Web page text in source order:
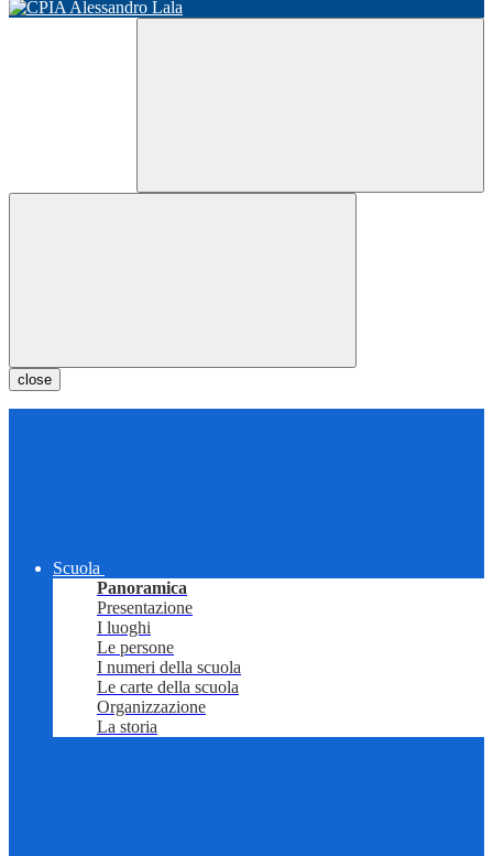
close
Scuola
Panoramica
Presentazione
I luoghi
Le persone
I numeri della scuola
Le carte della scuola
Organizzazione
La storia